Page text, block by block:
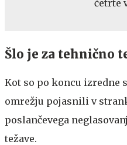
četrte
Šlo je za tehnično
Kot so po koncu izredne
omrežju pojasnili v
poslančevega
težave.